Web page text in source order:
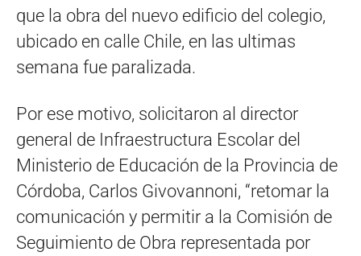
que la obra del nuevo edificio del colegio,
ubicado en calle Chile, en las ultimas
semana fue paralizada.
Por ese motivo, solicitaron al director
general de Infraestructura Escolar del
Ministerio de Educación de la Provincia de
Córdoba, Carlos Givovannoni, “retomar la
comunicación y permitir a la Comisión de
Seguimiento de Obra representada por